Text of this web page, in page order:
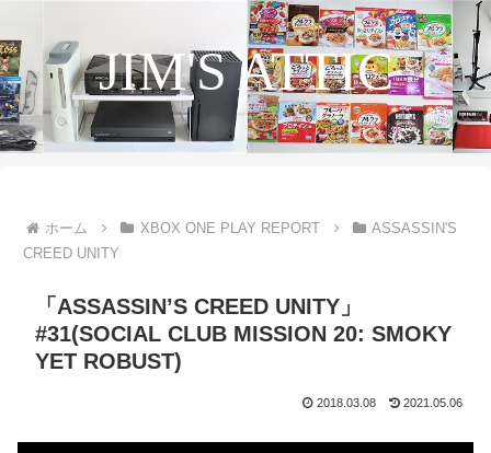
JIM'S ATTIC
ホーム XBOX ONE PLAY REPORT
ASSASSIN'S
CREED UNITY
「ASSASSIN’S CREED UNITY」
#31(SOCIAL CLUB MISSION 20: SMOKY
YET ROBUST)
2018.03.08 2021.05.06